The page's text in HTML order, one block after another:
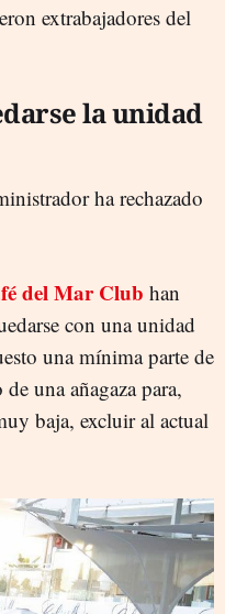
extrabajadores del
la unidad
ha rechazado
del Mar Club han
con una unidad
una mínima parte de
una añagaza para,
baja, excluir al actual